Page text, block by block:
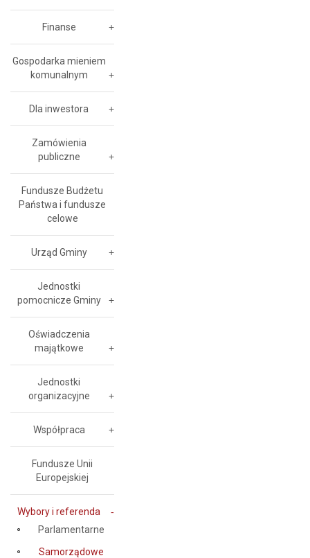
Finanse
Gospodarka mieniem
komunalnym
Dla inwestora
Zamówienia
publiczne
Fundusze Budżetu
Państwa i fundusze
celowe
Urząd Gminy
Jednostki
pomocnicze Gminy
Oświadczenia
majątkowe
Jednostki
organizacyjne
Współpraca
Fundusze Unii
Europejskiej
Wybory i referenda
Parlamentarne
Samorządowe